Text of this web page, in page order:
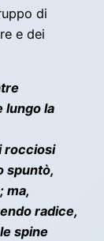
di
e dei
lungo la
rocciosi
spuntò,
ma,
radice,
spine